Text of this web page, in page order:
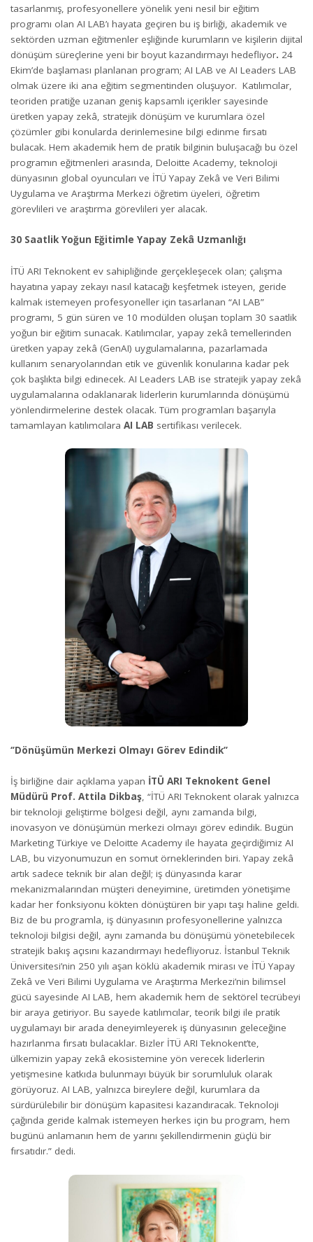
tasarlanmış, profesyonellere yönelik yeni nesil bir eğitim
programı olan AI LAB’ı hayata geçiren bu iş birliği, akademik ve
sektörden uzman eğitmenler eşliğinde kurumların ve kişilerin dijital
dönüşüm süreçlerine yeni bir boyut kazandırmayı hedefliyor. 24
Ekim’de başlaması planlanan program; AI LAB ve AI Leaders LAB
olmak üzere iki ana eğitim segmentinden oluşuyor. Katılımcılar,
teoriden pratiğe uzanan geniş kapsamlı içerikler sayesinde
üretken yapay zekâ, stratejik dönüşüm ve kurumlara özel
çözümler gibi konularda derinlemesine bilgi edinme fırsatı
bulacak. Hem akademik hem de pratik bilginin buluşacağı bu özel
programın eğitmenleri arasında, Deloitte Academy, teknoloji
dünyasının global oyuncuları ve İTÜ Yapay Zekâ ve Veri Bilimi
Uygulama ve Araştırma Merkezi öğretim üyeleri, öğretim
görevlileri ve araştırma görevlileri yer alacak.
30 Saatlik Yoğun Eğitimle Yapay Zekâ Uzmanlığı
İTÜ ARI Teknokent ev sahipliğinde gerçekleşecek olan; çalışma
hayatına yapay zekayı nasıl katacağı keşfetmek isteyen, geride
kalmak istemeyen profesyoneller için tasarlanan “AI LAB”
programı, 5 gün süren ve 10 modülden oluşan toplam 30 saatlik
yoğun bir eğitim sunacak. Katılımcılar, yapay zekâ temellerinden
üretken yapay zekâ (GenAI) uygulamalarına, pazarlamada
kullanım senaryolarından etik ve güvenlik konularına kadar pek
çok başlıkta bilgi edinecek. AI Leaders LAB ise stratejik yapay zekâ
uygulamalarına odaklanarak liderlerin kurumlarında dönüşümü
yönlendirmelerine destek olacak. Tüm programları başarıyla
tamamlayan katılımcılara AI LAB sertifikası verilecek.
‘’Dönüşümün Merkezi Olmayı Görev Edindik’’
İş birliğine dair açıklama yapan İTÜ ARI Teknokent Genel
Müdürü Prof. Attila Dikbaş, “İTÜ ARI Teknokent olarak yalnızca
bir teknoloji geliştirme bölgesi değil, aynı zamanda bilgi,
inovasyon ve dönüşümün merkezi olmayı görev edindik. Bugün
Marketing Türkiye ve Deloitte Academy ile hayata geçirdiğimiz AI
LAB, bu vizyonumuzun en somut örneklerinden biri. Yapay zekâ
artık sadece teknik bir alan değil; iş dünyasında karar
mekanizmalarından müşteri deneyimine, üretimden yönetişime
kadar her fonksiyonu kökten dönüştüren bir yapı taşı haline geldi.
Biz de bu programla, iş dünyasının profesyonellerine yalnızca
teknoloji bilgisi değil, aynı zamanda bu dönüşümü yönetebilecek
stratejik bakış açısını kazandırmayı hedefliyoruz. İstanbul Teknik
Üniversitesi’nin 250 yılı aşan köklü akademik mirası ve İTÜ Yapay
Zekâ ve Veri Bilimi Uygulama ve Araştırma Merkezi’nin bilimsel
gücü sayesinde AI LAB, hem akademik hem de sektörel tecrübeyi
bir araya getiriyor. Bu sayede katılımcılar, teorik bilgi ile pratik
uygulamayı bir arada deneyimleyerek iş dünyasının geleceğine
hazırlanma fırsatı bulacaklar. Bizler İTÜ ARI Teknokent’te,
ülkemizin yapay zekâ ekosistemine yön verecek liderlerin
yetişmesine katkıda bulunmayı büyük bir sorumluluk olarak
görüyoruz. AI LAB, yalnızca bireylere değil, kurumlara da
sürdürülebilir bir dönüşüm kapasitesi kazandıracak. Teknoloji
çağında geride kalmak istemeyen herkes için bu program, hem
bugünü anlamanın hem de yarını şekillendirmenin güçlü bir
fırsatıdır.” dedi.